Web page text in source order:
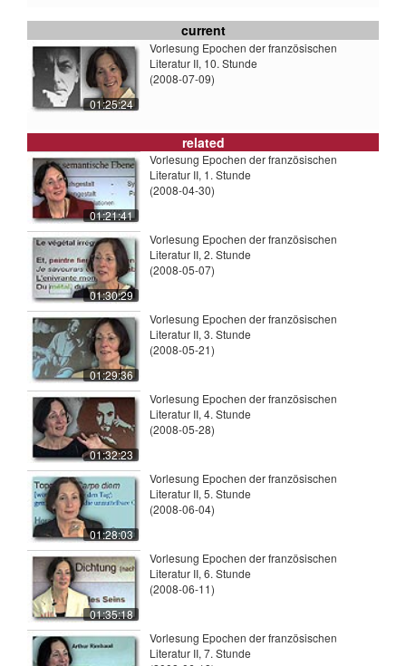
current
01:25:24
Vorlesung Epochen der französischen
Literatur II, 10. Stunde
(2008-07-09)
related
01:21:41
Vorlesung Epochen der französischen
Literatur II, 1. Stunde
(2008-04-30)
01:30:29
Vorlesung Epochen der französischen
Literatur II, 2. Stunde
(2008-05-07)
01:29:36
Vorlesung Epochen der französischen
Literatur II, 3. Stunde
(2008-05-21)
01:32:23
Vorlesung Epochen der französischen
Literatur II, 4. Stunde
(2008-05-28)
01:28:03
Vorlesung Epochen der französischen
Literatur II, 5. Stunde
(2008-06-04)
01:35:18
Vorlesung Epochen der französischen
Literatur II, 6. Stunde
(2008-06-11)
Vorlesung Epochen der französischen
Literatur II, 7. Stunde